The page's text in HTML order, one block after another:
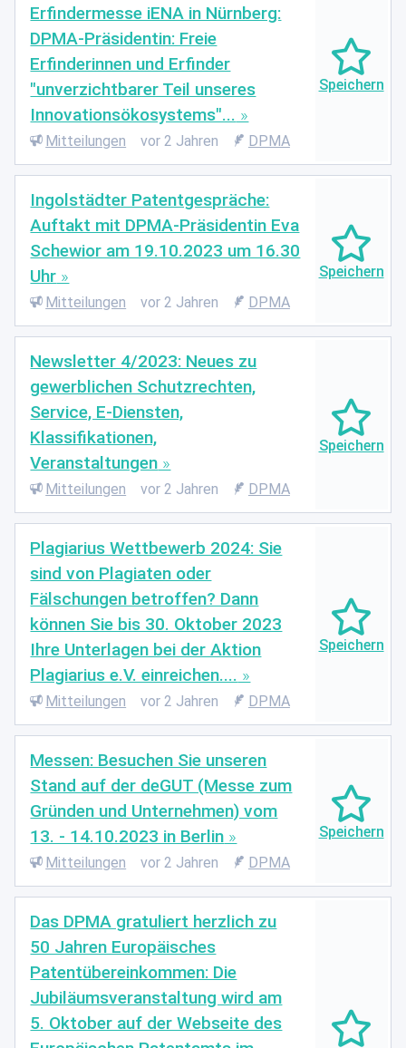
Erfindermesse iENA in Nürnberg:
DPMA-Präsidentin: Freie
Erfinderinnen und Erfinder
"unverzichtbarer Teil unseres
Innovationsökosystems"...
Mitteilungen vor 2 Jahren DPMA
Ingolstädter Patentgespräche:
Auftakt mit DPMA-Präsidentin Eva
Schewior am 19.10.2023 um 16.30
Uhr
Mitteilungen vor 2 Jahren DPMA
Newsletter 4/2023: Neues zu
gewerblichen Schutzrechten,
Service, E-Diensten,
Klassifikationen,
Veranstaltungen
Mitteilungen vor 2 Jahren DPMA
Plagiarius Wettbewerb 2024: Sie
sind von Plagiaten oder
Fälschungen betroffen? Dann
können Sie bis 30. Oktober 2023
Ihre Unterlagen bei der Aktion
Plagiarius e.V. einreichen....
Mitteilungen vor 2 Jahren DPMA
Messen: Besuchen Sie unseren
Stand auf der deGUT (Messe zum
Gründen und Unternehmen) vom
13. - 14.10.2023 in Berlin
Mitteilungen vor 2 Jahren DPMA
Das DPMA gratuliert herzlich zu
50 Jahren Europäisches
Patentübereinkommen: Die
Jubiläumsveranstaltung wird am
5. Oktober auf der Webseite des